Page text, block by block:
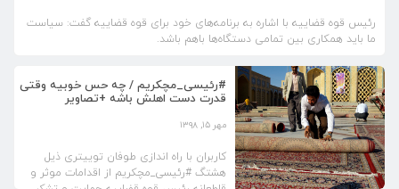
رئیس قوه قضاییه با اشاره به برنامه‌های خود برای قوه قضاییه گفت: سیاست
ما باید همکاری بین تمامی دستگاه‌ها باهم باشد.
#رئیسی_مچکریم / چه حس خوبیه وقتی
قدرت دست اهلش باشه +تصاویر
مهر ۱۵, ۱۳۹۸
کاربران با راه اندازی طوفان توییتری ذیل
هشتگ #رئیسی_مچکریم از اقدامات موثر و